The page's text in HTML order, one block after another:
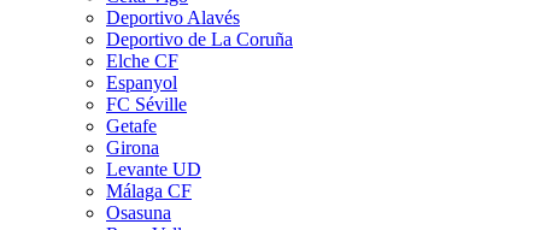
Deportivo Alavés
Deportivo de La Coruña
Elche CF
Espanyol
FC Séville
Getafe
Girona
Levante UD
Málaga CF
Osasuna